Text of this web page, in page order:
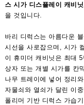
스 시가 디스플레이 캐비
을 것입니다.
바리 디럭스는 아름다운
시선을 사로잡으며, 시가
이 휴미더 캐비닛은 최대
상자 또는 개별 시가를 칸
나무 트레이에 넣어 정리
자물쇠와 열쇠가 달린 이
폴리머 기반 디럭스 가습